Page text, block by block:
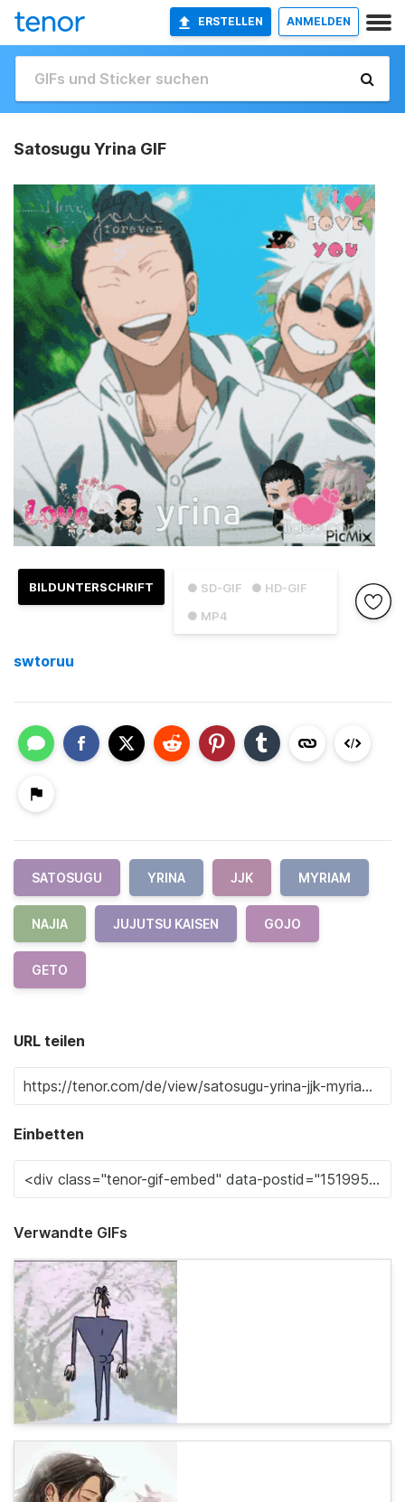
ERSTELLEN ANMELDEN
Satosugu Yrina GIF
● SD-GIF
● HD-GIF
● MP4
BILDUNTERSCHRIFT
swtoruu
SATOSUGU YRINA JJK MYRIAM
NAJIA JUJUTSU KAISEN GOJO
GETO
URL teilen
Einbetten
Verwandte GIFs